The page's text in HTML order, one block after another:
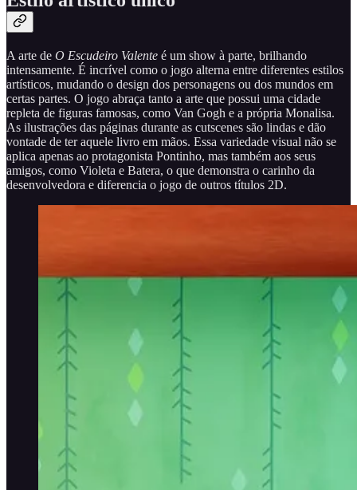
A arte de O Escudeiro Valente é um show à parte, brilhando
intensamente. É incrível como o jogo alterna entre diferentes estilos
artísticos, mudando o design dos personagens ou dos mundos em
certas partes. O jogo abraça tanto a arte que possui uma cidade
repleta de figuras famosas, como Van Gogh e a própria Monalisa.
As ilustrações das páginas durante as cutscenes são lindas e dão
vontade de ter aquele livro em mãos. Essa variedade visual não se
aplica apenas ao protagonista Pontinho, mas também aos seus
amigos, como Violeta e Batera, o que demonstra o carinho da
desenvolvedora e diferencia o jogo de outros títulos 2D.